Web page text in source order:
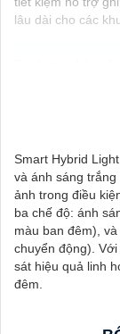
lâu dài cho các
Dạ chào bạn,
hình ảnh cao, hỗ
chuyển động,
💠2: Dahua IPC-
Starlight cho hình
thiết kế chống
♚ Chức Cao Cấp
có khả năng quan
hình ảnh tốt, dễ
trước khi lựa
Smart Hybrid
và ánh sáng
ảnh trong điều
ba chế độ: ánh
màu ban đêm),
chuyển động).
sát hiệu quả linh
đêm.